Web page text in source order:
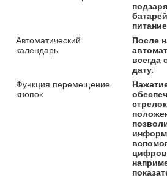
Автоматический
календарь
После
всегда
дату.
Функция перемещение
кнопок